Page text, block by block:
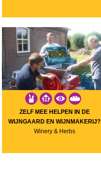
ZELF MEE HELPEN IN DE
WIJNGAARD EN WIJNMAKERIJ?
Winery & Herbs